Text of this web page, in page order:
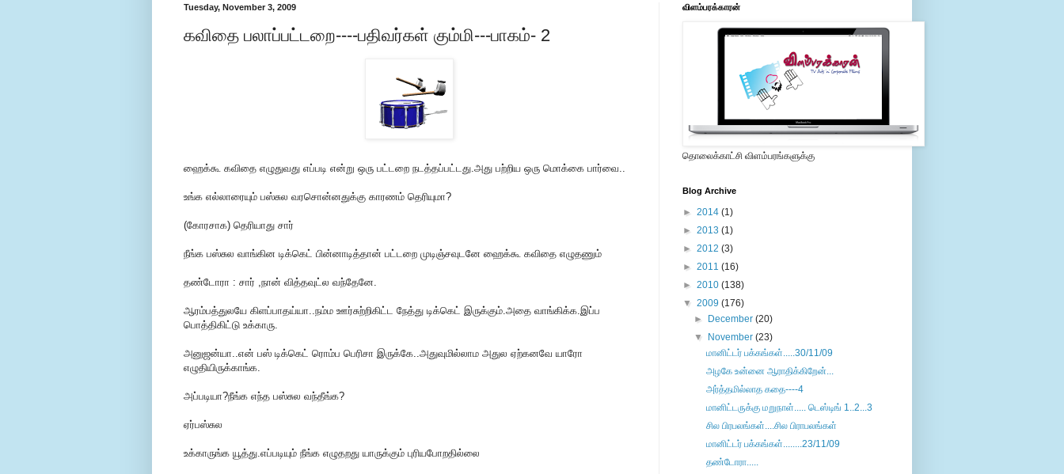
Tuesday, November 3, 2009
கவிதை பலாப்பட்டறை----பதிவர்கள் கும்மி---பாகம்- 2
ஹைக்கூ கவிதை எழுதுவது எப்படி என்று ஒரு பட்டறை நடத்தப்பட்டது.அது பற்றிய ஒரு மொக்கை பார்வை..
உங்க எல்லாரையும் பஸ்சுல வரசொன்னதுக்கு காரணம் தெரியுமா?
(கோரசாக) தெரியாது சார்
நீங்க பஸ்சுல வாங்கின டிக்கெட் பின்னாடித்தான் பட்டறை முடிஞ்சவுடனே ஹைக்கூ கவிதை எழுதணும்
தண்டோரா : சார் ,நான் வித்தவுட்ல வந்தேனே.
ஆரம்பத்துலயே கிளப்பாதய்யா..நம்ம ஊர்சுற்றிகிட்ட நேத்து டிக்கெட் இருக்கும்.அதை வாங்கிக்க.இப்ப
பொத்திகிட்டு உக்காரு.
அனுஜன்யா..என் பஸ் டிக்கெட் ரொம்ப பெரிசா இருக்கே..அதுவுமில்லாம அதுல ஏற்கனவே யாரோ
எழுதியிருக்காங்க.
அப்படியா?நீங்க எந்த பஸ்சுல வந்தீங்க?
ஏர்பஸ்சுல
உக்காருங்க யூத்து.எப்படியும் நீங்க எழுதறது யாருக்கும் புரியபோறதில்லை
விளம்பரக்காரன்
தொலைக்காட்சி விளம்பரங்களுக்கு
Blog Archive
► 2014 (1)
► 2013 (1)
► 2012 (3)
► 2011 (16)
► 2010 (138)
▼ 2009 (176)
►
December(20)
▼
November(23)
மானிட்டர் பக்கங்கள்.....30/11/09
அழகே உன்னை ஆராதிக்கிறேன்...
அர்த்தமில்லாத கதை----4
மானிட்டருக்கு மறுநாள்..... டெஸ்டிங் 1..2...3
சில பிரபலங்கள்....சில பிராபலங்கள்
மானிட்டர் பக்கங்கள்........23/11/09
தண்டோரா.....